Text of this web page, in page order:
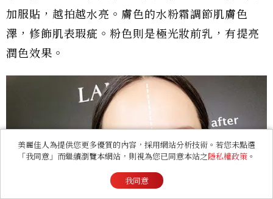
加服貼，越拍越水亮。膚色的水粉霜調節肌膚色
澤，修飾肌表瑕疵。粉色則是極光妝前乳，有提亮
潤色效果。
美麗佳人為提供您更多優質的內容，採用網站分析技術。若您未點選
「我同意」而繼續瀏覽本網站，則視為您已同意本站之隱私權政策 。
我同意